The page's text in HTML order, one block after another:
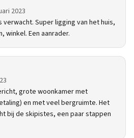
2023
Super ligging van het huis,
winkel. Een aanrader.
grote woonkamer met
en met veel bergruimte. Het
bij de skipistes, een paar stappen